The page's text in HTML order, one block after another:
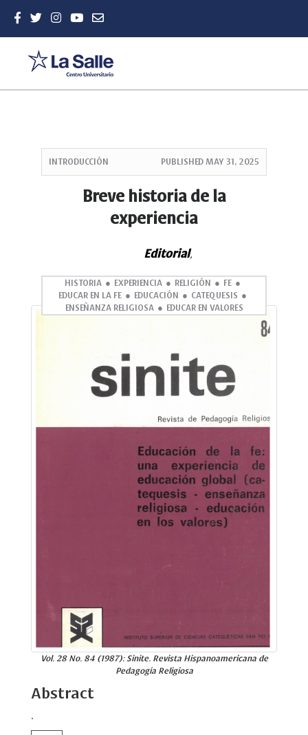
Sidebar
INTRODUCCIÓN PUBLISHED MAY 31, 2025
Breve historia de la
experiencia
Editorial,
HISTORIA EXPERIENCIA RELIGIÓN
FE
EDUCAR EN LA FE
EDUCACIÓN
CATEQUESIS
ENSEÑANZA RELIGIOSA
EDUCAR EN VALORES
Vol. 28 No. 84 (1987): Sinite. Revista Hispanoamericana de
Pedagogía Religiosa
Abstract
.